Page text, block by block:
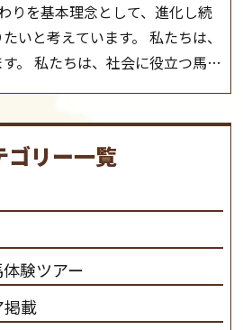
りを基本理念として、進化し続
いと考えています。 私たちは、
。 私たちは、社会に役立つ馬を
、馬や人々に癒しとなる環境を守
私たちは、馬の品種と血統にこ
乗用馬の質の向上を目指し、生
産･育成･調教を一貫して行います。カナディアンキャ
アー情報はこちら
ゴリー一覧
験ツアー
掲載